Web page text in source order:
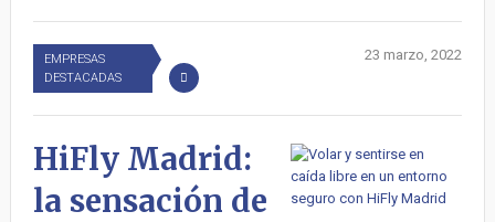
EMPRESAS
DESTACADAS
23 marzo, 2022
HiFly Madrid:
la sensación de